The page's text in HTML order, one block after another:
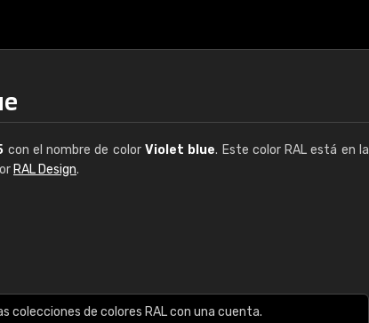
con el nombre de colorViolet blue. Este color RAL está en la
RAL Design.
colecciones de colores RAL con una cuenta.
RAL K7 a base de agua